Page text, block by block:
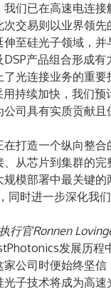
们已在高速电连接
交易则以业界领先
至硅光子领域，并
产品组合形成有
光连接业务的重要
持续加快，我们预
司具有实质贡献且
打造一个纵向整合
从芯片到集群的完
模部署中最关键的
时进一步深化我们
行官Ronnen
发展历程
公司时便始终坚信
子技术将成为高速